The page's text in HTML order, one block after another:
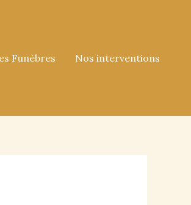
Funèbres Nos interventions